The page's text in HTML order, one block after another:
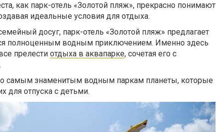
как парк-отель «Золотой пляж», прекрасно понимают
идеальные условия для отдыха.
досуг, парк-отель «Золотой пляж» предлагает
полноценным водным приключением. Именно здесь
прелести отдыха в аквапарке, сочетая его с
самым знаменитым водным паркам планеты, которые
для отпуска с детьми.